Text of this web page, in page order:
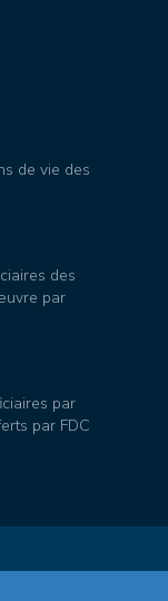
de vie des
des
par
par
par FDC